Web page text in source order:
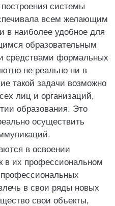
системы
всем желающим
в наиболее удобное для
образовательным
средствами формальных
не реально ни в
такой задачи возможно
лиц и организаций,
образования. Это
осуществить
в освоении
в их профессиональном
профессиональных
в свои ряды новых
свои объекты,